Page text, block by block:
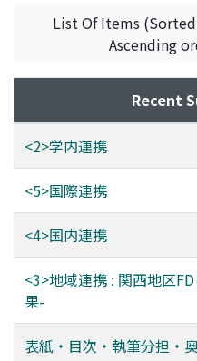
List Of Items
Ascending
Recent
<2>学内連携
<5>国際連携
<4>国内連携
<3>地域連携 : 関西地区
果-
表紙・目次・執筆分担・